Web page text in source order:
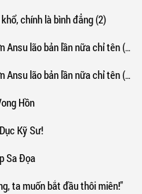
chính là bình đẳng (2)
lần nữa chỉ tên (cầu nguyệt phiếu rồi)** (1)
lần nữa chỉ tên (cầu nguyệt phiếu rồi)** (2)
Hồn
Kỹ Sư!
Sa Đọa
ta muốn bắt đầu thôi miên!"